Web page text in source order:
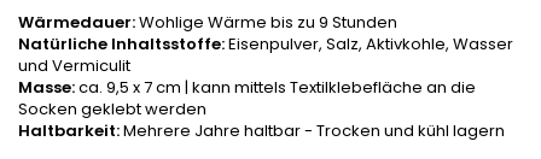
Wärmedauer:Wohlige Wärme bis zu 9 Stunden
Natürliche Inhaltsstoffe:Eisenpulver, Salz, Aktivkohle, Wasser
und Vermiculit
Masse:ca. 9,5 x 7 cm | kann mittels Textilklebefläche an die
Socken geklebt werden
Haltbarkeit:Mehrere Jahre haltbar - Trocken und kühl lagern